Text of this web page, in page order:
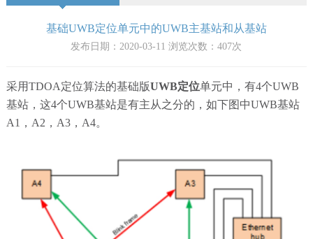
基础UWB定位单元中的UWB主基站和从基站
发布日期：2020-03-11 浏览次数：407次
采用TDOA定位算法的基础版UWB定位单元中，有4个UWB
基站，这4个UWB基站是有主从之分的，如下图中UWB基站
A1，A2，A3，A4。